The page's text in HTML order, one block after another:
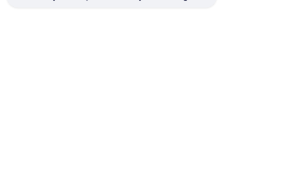
কমিউনিটি, গংমিং স্ট্রিট, গুয়াংমিং জেলা, শেঞ্জেন, চীন, 518106